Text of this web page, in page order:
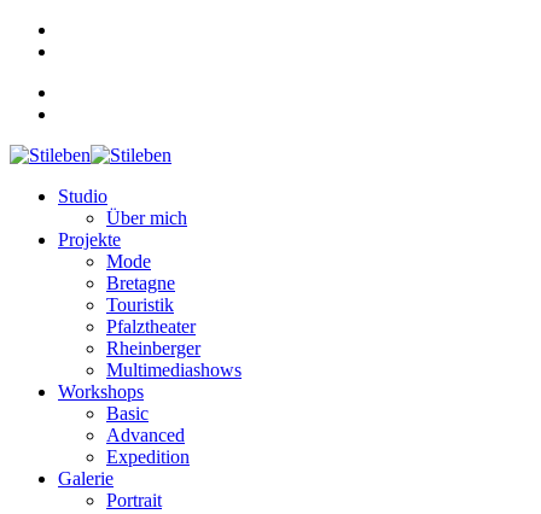
Studio
Über mich
Projekte
Mode
Bretagne
Touristik
Pfalztheater
Rheinberger
Multimediashows
Workshops
Basic
Advanced
Expedition
Galerie
Portrait